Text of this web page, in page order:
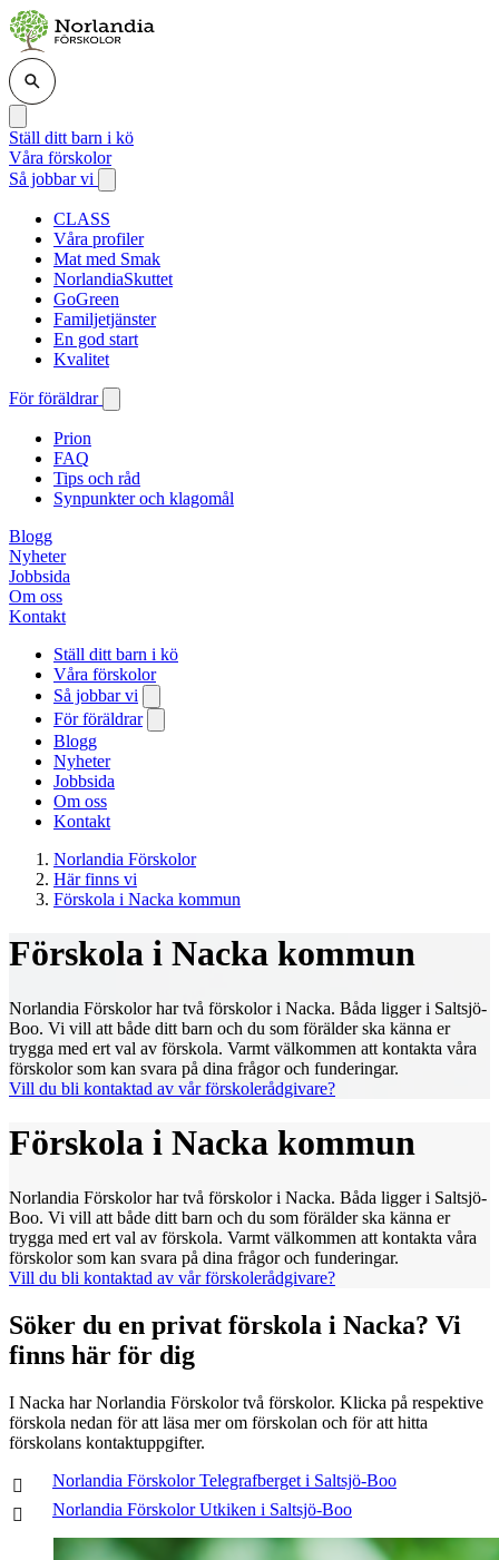
Ställ ditt barn i kö
Våra förskolor
Så jobbar vi
CLASS
Våra profiler
Mat med Smak
NorlandiaSkuttet
GoGreen
Familjetjänster
En god start
Kvalitet
För föräldrar
Prion
FAQ
Tips och råd
Synpunkter och klagomål
Blogg
Nyheter
Jobbsida
Om oss
Kontakt
Ställ ditt barn i kö
Våra förskolor
Så jobbar vi
För föräldrar
Blogg
Nyheter
Jobbsida
Om oss
Kontakt
Norlandia Förskolor
Här finns vi
Förskola i Nacka kommun
Förskola i Nacka kommun
Norlandia Förskolor har två förskolor i Nacka. Båda ligger i Saltsjö-
Boo. Vi vill att både ditt barn och du som förälder ska känna er
trygga med ert val av förskola. Varmt välkommen att kontakta våra
förskolor som kan svara på dina frågor och funderingar.
Vill du bli kontaktad av vår förskolerådgivare?
Förskola i Nacka kommun
Norlandia Förskolor har två förskolor i Nacka. Båda ligger i Saltsjö-
Boo. Vi vill att både ditt barn och du som förälder ska känna er
trygga med ert val av förskola. Varmt välkommen att kontakta våra
förskolor som kan svara på dina frågor och funderingar.
Vill du bli kontaktad av vår förskolerådgivare?
Söker du en privat förskola i Nacka? Vi
finns här för dig
I Nacka har Norlandia Förskolor två förskolor. Klicka på respektive
förskola nedan för att läsa mer om förskolan och för att hitta
förskolans kontaktuppgifter.
Norlandia Förskolor Telegrafberget i Saltsjö-Boo
Norlandia Förskolor Utkiken i Saltsjö-Boo